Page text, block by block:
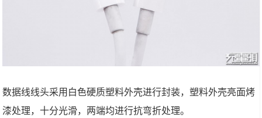
数据线线头采用白色硬质塑料外壳进行封装，塑料外壳亮面烤
漆处理，十分光滑，两端均进行抗弯折处理。